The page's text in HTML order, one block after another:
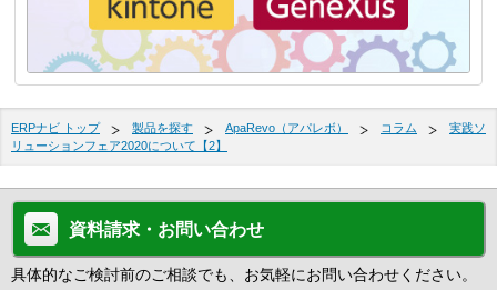
ERPナビ トップ 製品を探す ApaRevo（アパレボ） コラム
実践ソ
リューションフェア2020について【2】
資料請求・お問い合わせ
具体的なご検討前のご相談でも、お気軽にお問い合わせください。